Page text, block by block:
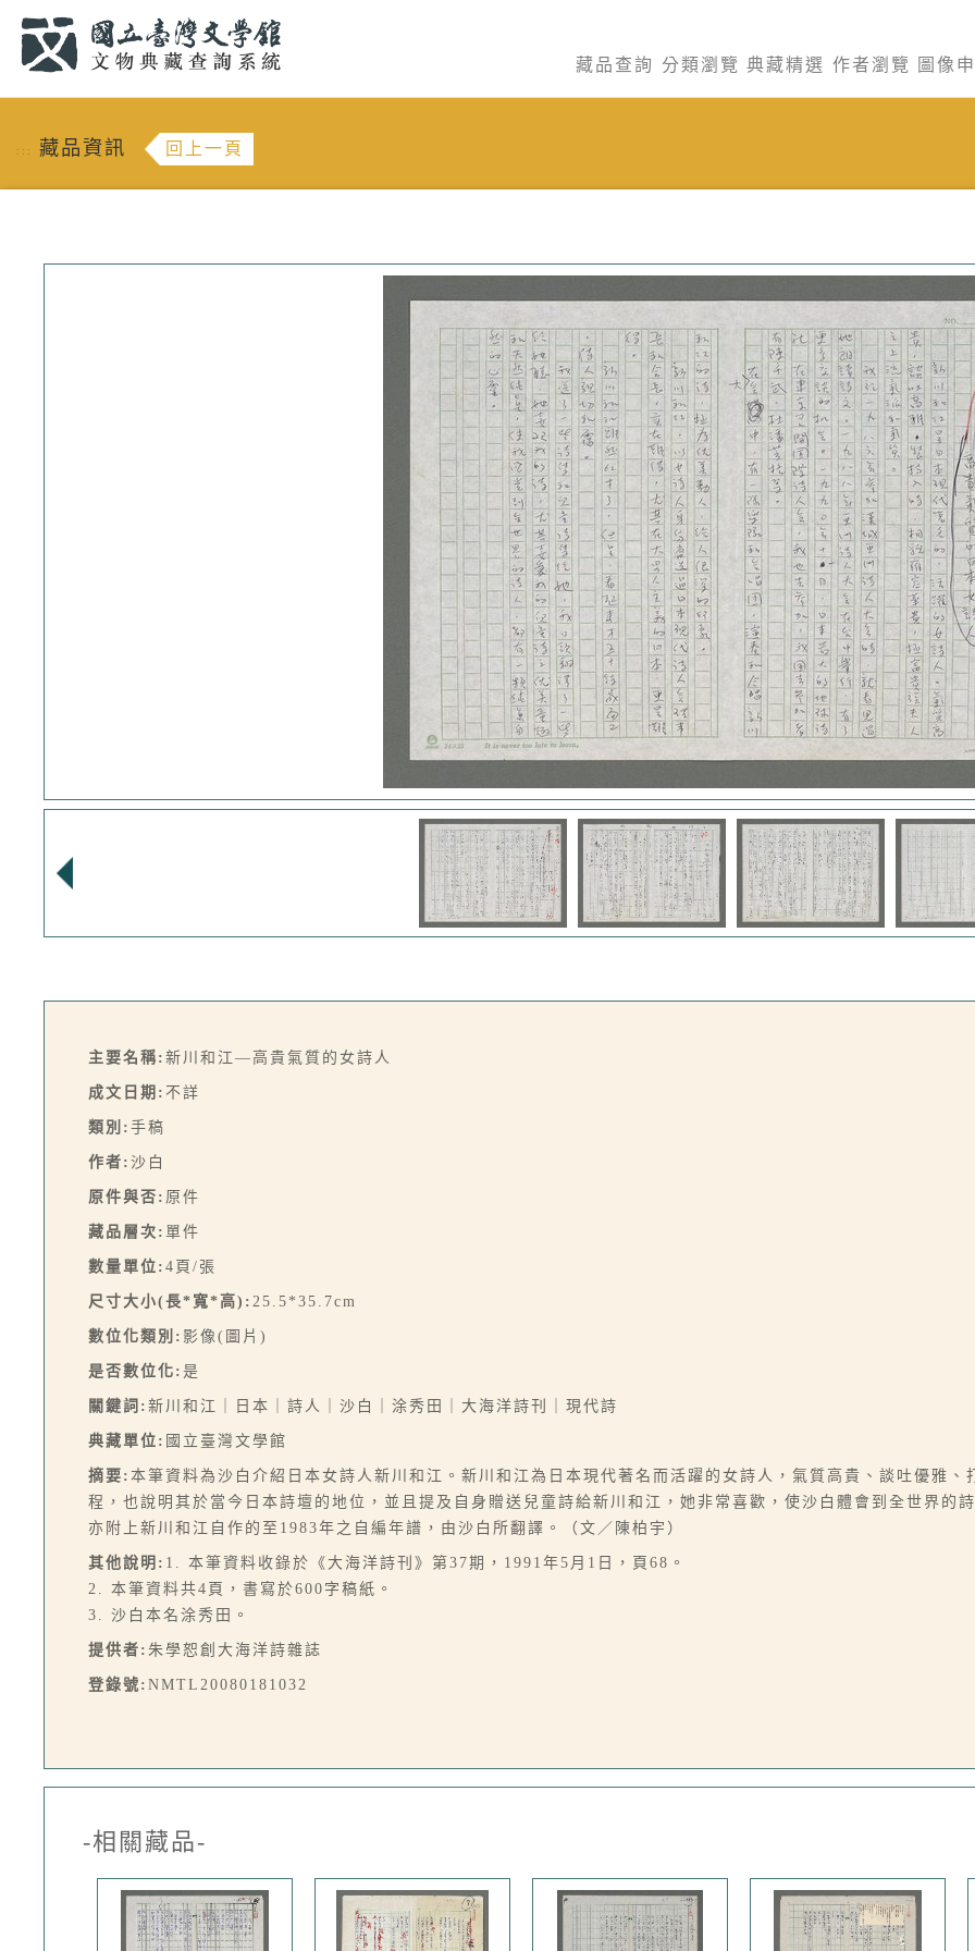
藏品查詢 分類瀏覽 典藏精選 作者瀏覽 圖像
::: 藏品資訊 回上一頁
主要名稱: 新川和江—高貴氣質的女詩人
成文日期: 不詳
類別: 手稿
作者: 沙白
原件與否: 原件
藏品層次: 單件
數量單位: 4頁/張
尺寸大小(長*寬*高): 25.5*35.7cm
數位化類別: 影像(圖片)
是否數位化: 是
關鍵詞: 新川和江｜日本｜詩人｜沙白｜涂秀田｜大海洋詩刊｜現代詩
典藏單位: 國立臺灣文學館
摘要: 本筆資料為沙白介紹日本女詩人新川和江。新川和江為日本現代著名而活躍的女詩人，氣質高貴、談吐優雅、
程，也說明其於當今日本詩壇的地位，並且提及自身贈送兒童詩給新川和江，她非常喜歡，使沙白體會到全世界的
亦附上新川和江自作的至1983年之自編年譜，由沙白所翻譯。（文／陳柏宇）
其他說明: 1. 本筆資料收錄於《大海洋詩刊》第37期，1991年5月1日，頁68。
2. 本筆資料共4頁，書寫於600字稿紙。
3. 沙白本名涂秀田。
提供者: 朱學恕創大海洋詩雜誌
登錄號: NMTL20080181032
-相關藏品-